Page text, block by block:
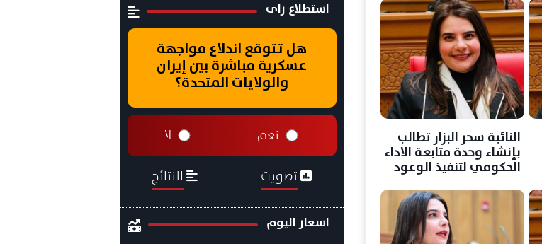
النائبة سحر البزار تطالب
بإنشاء وحدة متابعة الاداء
الحكومي لتنفيذ الوعود
استطلاع راى
هل تتوقع اندلاع مواجهة
عسكرية مباشرة بين إيران
والولايات المتحدة؟
نعم لا
تصويت النتائج
اسعار اليوم